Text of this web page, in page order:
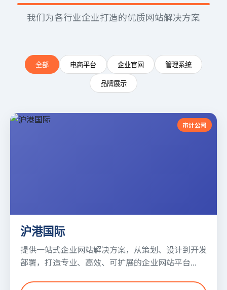
我们为各行业企业打造的优质网站解决方案
全部 电商平台 企业官网 管理系统
品牌展示
审计公司
沪港国际
提供一站式企业网站解决方案，从策划、设计到开发
部署，打造专业、高效、可扩展的企业网站平台...